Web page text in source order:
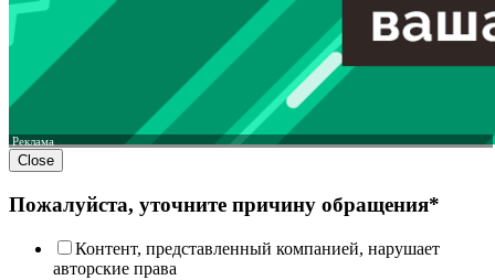
Реклама
Close
Пожалуйста, уточните причину обращения*
Контент, представленный компанией, нарушает
авторские права